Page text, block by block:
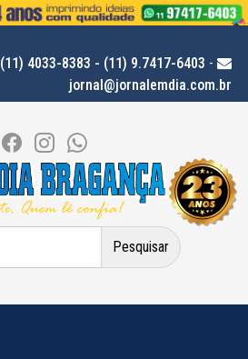
(11) 4033-8383 - (11) 9.7417-6403 -
jornal@jornalemdia.com.br